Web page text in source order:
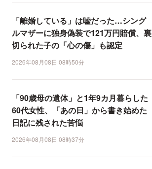
「離婚している」は嘘だった…シング
ルマザーに独身偽装で121万円賠償、裏
切られた子の「心の傷」も認定
2026年08月08日 08時50分
「90歳母の遺体」と1年9カ月暮らした
60代女性、「あの日」から書き始めた
日記に残された苦悩
2026年08月08日 08時37分